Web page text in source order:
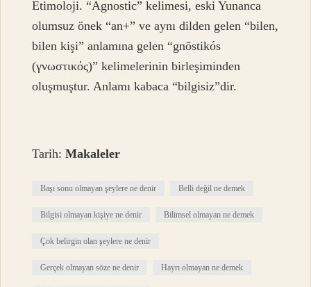
Etimoloji. “Agnostic” kelimesi, eski Yunanca
olumsuz önek “an+” ve aynı dilden gelen “bilen,
bilen kişi” anlamına gelen “gnōstikós
(γνωστικός)” kelimelerinin birleşiminden
oluşmuştur. Anlamı kabaca “bilgisiz”dir.
Tarih:Makaleler
Başı sonu olmayan şeylere ne denir Belli değil ne demek
Bilgisi olmayan kişiye ne denir Bilimsel olmayan ne demek
Çok belirgin olan şeylere ne denir
Gerçek olmayan söze ne denir Hayrı olmayan ne demek